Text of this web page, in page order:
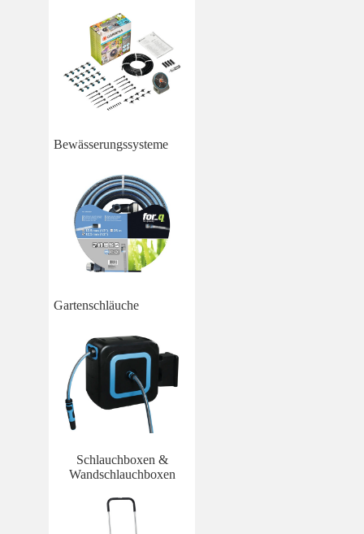
Bewässerungssysteme
Gartenschläuche
Schlauchboxen &
Wandschlauchboxen